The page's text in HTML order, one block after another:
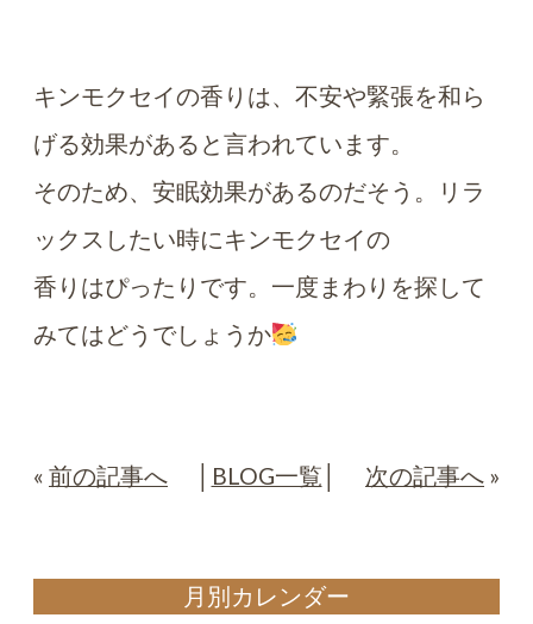
キンモクセイの香りは、不安や緊張を和ら
げる効果があると言われています。
そのため、安眠効果があるのだそう。リラ
ックスしたい時にキンモクセイの
香りはぴったりです。一度まわりを探して
みてはどうでしょうか
« 前の記事へ BLOG一覧 次の記事へ »
月別カレンダー